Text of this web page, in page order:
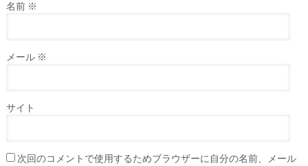
名前 ※
メール ※
サイト
次回のコメントで使用するためブラウザーに自分の名前、メール